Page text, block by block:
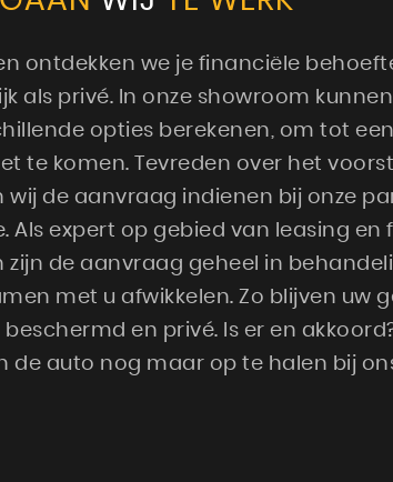
ontdekken we je financiële
als privé. In onze showroom
opties berekenen, om tot
te komen. Tevreden over het
wij de aanvraag indienen bij onze
Als expert op gebied van leasing
zijn de aanvraag geheel in
met u afwikkelen. Zo blijven uw
en privé. Is er en
de auto nog maar op te halen bij